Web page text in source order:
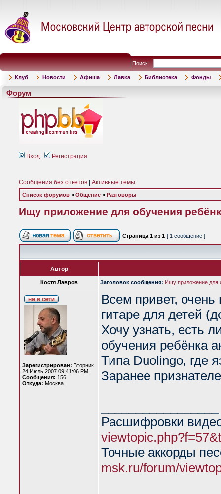
Поиск:
Клуб Новости Афиша Лавка Библиотека Фонды
Форум
Вход Регистрация
Сообщения без ответов Активные темы
Список форумов » Общение » Разговоры
Ищу приложение для обучения
Страница 1 из 1 [ 1 сообщение ]
Автор
Костя Лавров Заголовок сообщения: Ищу приложение для
Зарегистрирован: Вторник
24 Июль 2007 09:41:06 PM
Сообщения: 156
Откуда: Москва
Всем привет,
гитаре для детей
Хочу узнать, есть
обучения ребёнка
Типа Duolingo, где
Заранее
Расшифровки
Точные аккорды
msk.ru/forum/